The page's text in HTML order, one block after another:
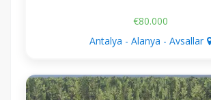
€80.000
Antalya - Alanya - Avsallar